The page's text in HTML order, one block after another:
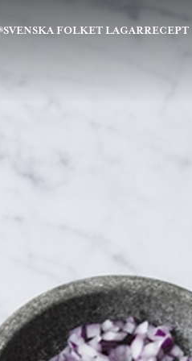
RECEPT
SVENSKA FOLKET LAGAR